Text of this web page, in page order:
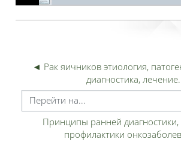
◄ Рак яичников этиология,
диагностика, лечение.
на...
Принципы ранней диагностики,
профилактики